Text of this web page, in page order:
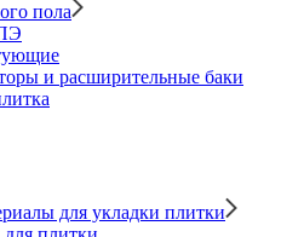
пола
и расширительные баки
для укладки плитки